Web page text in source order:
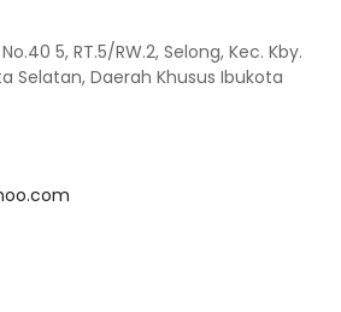
5, RT.5/RW.2, Selong, Kec. Kby.
Selatan, Daerah Khusus Ibukota